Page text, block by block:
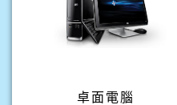
卓面電腦